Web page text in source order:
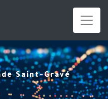
Saint-Gravé